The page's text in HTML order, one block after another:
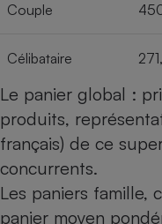
Couple
Célibataire
Le panier global :
produits,
français) de ce
concurrents.
Les paniers famille,
panier moyen